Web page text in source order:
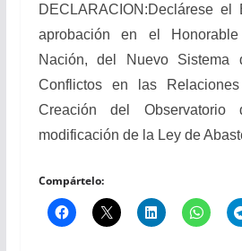
DECLARACION:Declárese
aprobación en el
Nación, del Nuevo Sistema
Conflictos en las
Creación del
modificación de la Ley de
Compártelo: